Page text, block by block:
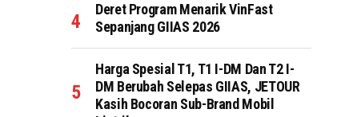
Deret Program Menarik VinFast
Sepanjang GIIAS 2026
Harga Spesial T1, T1 I-DM Dan T2 I-
DM Berubah Selepas GIIAS, JETOUR
Kasih Bocoran Sub-Brand Mobil